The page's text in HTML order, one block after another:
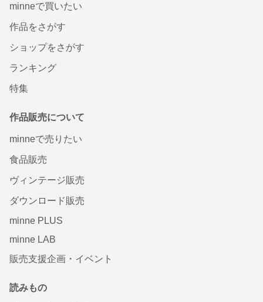
minneで買いたい
作品をさがす
ショップをさがす
ランキング
特集
作品販売について
minneで売りたい
食品販売
ヴィンテージ販売
ダウンロード販売
minne PLUS
minne LAB
販売支援企画・イベント
読みもの